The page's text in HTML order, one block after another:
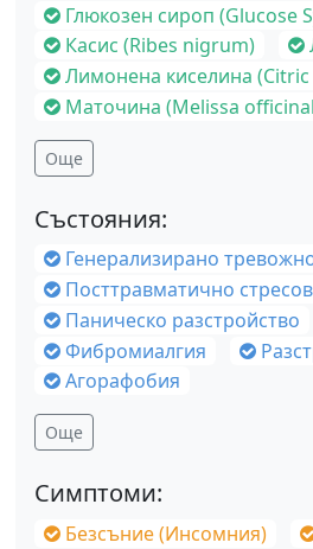
Глюкозен сироп (Glucose
Касис (Ribes nigrum)
Лимонена киселина (Citric
Маточина (Melissa
Още
Състояния:
Генерализирано тревожно
Посттравматично стресово
Паническо разстройство
Фибромиалгия
Агорафобия
Още
Симптоми:
Безсъние (Инсомния)